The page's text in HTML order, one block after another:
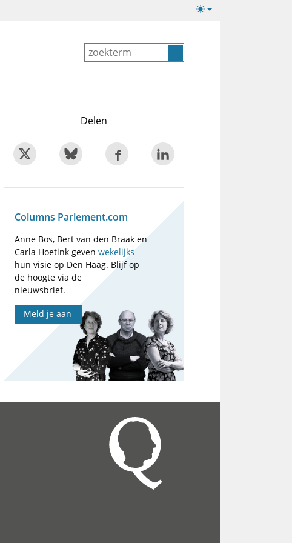
Lichte/donkere
Delen
Columns Parlement.com
Anne Bos, Bert van den Braak en
Carla Hoetink gevenwekelijks
hun visie op Den Haag. Blijf op
de hoogte via de
nieuwsbrief.
Meld je aan